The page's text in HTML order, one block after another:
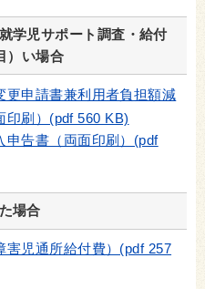
学児サポート調査・給付
）い場合
更申請書兼利用者負担額減
印刷）(pdf 560 KB)
申告書（両面印刷）(pdf
場合
害児通所給付費）(pdf 257